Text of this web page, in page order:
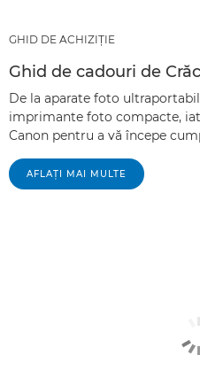
GHID DE ACHIZIŢIE
Ghid de cadouri de
De la aparate foto
imprimante foto compacte,
Canon pentru a vă începe
AFLAŢI MAI MULTE